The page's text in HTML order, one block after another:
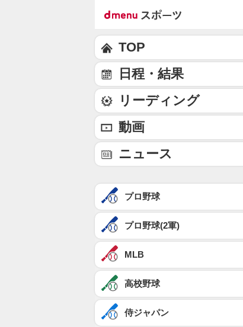
TOP
日程・結果
リーディング
動画
ニュース
プロ野球
プロ野球(2軍)
MLB
高校野球
侍ジャパン